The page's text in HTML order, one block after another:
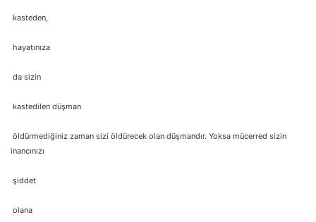
kasteden,
hayatınıza
da sizin
kastedilen düşman
öldürmediğiniz zaman sizi öldürecek olan düşmandır. Yoksa mücerred sizin
inancınızı
şiddet
olana